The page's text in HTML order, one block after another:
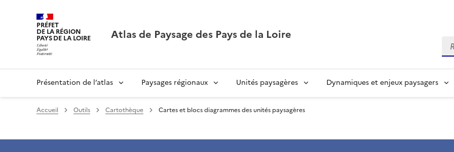
PRÉFET
DE LA RÉGION
PAYS DE LA LOIRE Atlas de Paysage des Pays de la Loire
Présentation de l’atlas Paysages régionaux Unités paysagères Dynamiques et enjeux paysagers
Accueil Outils Cartothèque Cartes et blocs diagrammes des unités paysagères